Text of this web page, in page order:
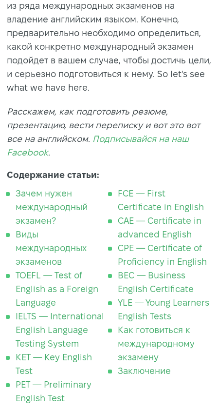
из ряда международных экзаменов на
владение английским языком. Конечно,
предварительно необходимо определиться,
какой конкретно международный экзамен
подойдет в вашем случае, чтобы достичь цели,
и серьезно подготовиться к нему. So let's see
what we have here.
Расскажем, как подготовить резюме,
презентацию, вести переписку и вот это вот
все на английском. Подписывайся на наш
Facebook.
Содержание статьи:
Зачем нужен
международный
экзамен?
Виды
международных
экзаменов
TOEFL — Test of
English as a Foreign
Language
IELTS — International
English Language
Testing System
KET — Key English
Test
PET — Preliminary
English Test
FCE — First
Certificate in English
CAE — Certificate in
advanced English
CPE — Certificate of
Proficiency in English
BEC — Business
English Certificate
YLE — Young Learners
English Tests
Как готовиться к
международному
экзамену
Заключение